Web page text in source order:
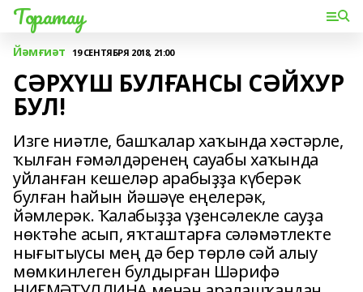
Торатау
Йәмғиәт 19 СЕНТЯБРЯ 2018, 21:00
СӘРХҮШ БУЛҒАНСЫ СӘЙХУР
БУЛ!
Изге ниәтле, башҡалар хаҡында хәстәрле,
ҡылған ғәмәлдәренең сауабы хаҡында
уйланған кешеләр арабыҙҙа күберәк
булған һайын йәшәүе еңелерәк,
йәмлерәк. Ҡалабыҙҙа үҙенсәлекле сауҙа
нөктәһе асып, яҡташтарға сәләмәтлекте
нығытыусы мең дә бер төрлө сәй алыу
мөмкинлеген булдырған Шәрифә